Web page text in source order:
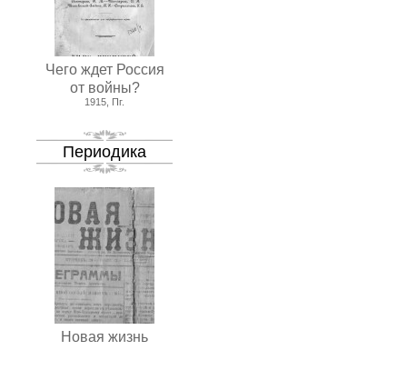
Чего ждет Россия
от войны?
1915, Пг.
Периодика
Новая жизнь